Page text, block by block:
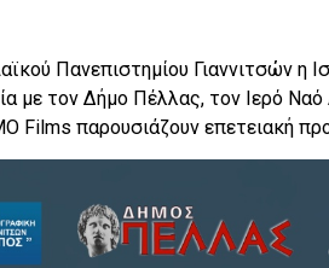
Πανεπιστημίου Γιαννιτσών η
με τον Δήμο Πέλλας, τον Ιερό
Films παρουσιάζουν επετειακή